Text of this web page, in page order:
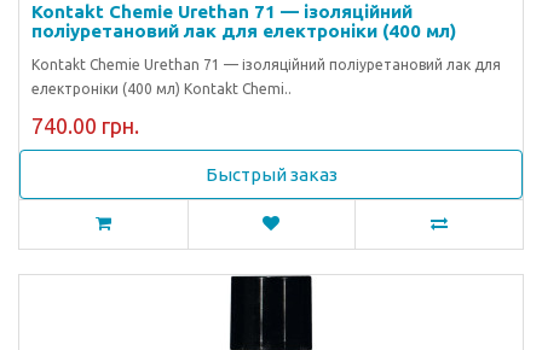
Kontakt Chemie Urethan 71 — ізоляційний
поліуретановий лак для електроніки (400 мл)
Kontakt Chemie Urethan 71 — ізоляційний поліуретановий лак для
електроніки (400 мл) Kontakt Chemi..
740.00 грн.
Быстрый заказ